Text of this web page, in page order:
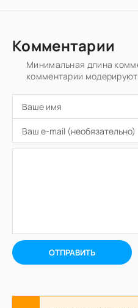
Комментарии
Минимальная длина
комментарии
ОТПРАВИТЬ